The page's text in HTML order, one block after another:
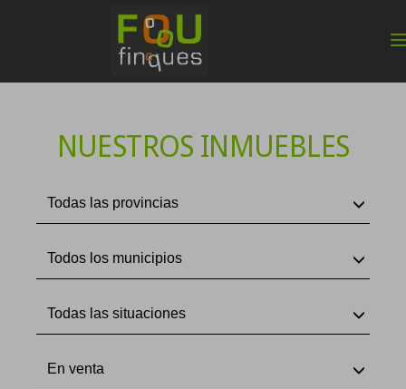
NUESTROS INMUEBLES
Todas las provincias
Todos los municipios
Todas las situaciones
En venta